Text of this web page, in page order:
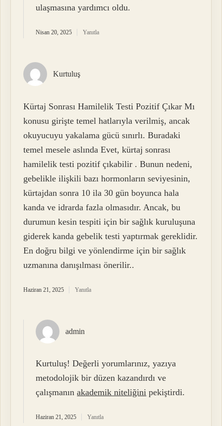
ulaşmasına yardımcı oldu.
Nisan 20, 2025 Yanıtla
Kurtuluş
Kürtaj Sonrası Hamilelik Testi Pozitif Çıkar Mı
konusu girişte temel hatlarıyla verilmiş, ancak
okuyucuyu yakalama gücü sınırlı. Buradaki
temel mesele aslında Evet, kürtaj sonrası
hamilelik testi pozitif çıkabilir . Bunun nedeni,
gebelikle ilişkili bazı hormonların seviyesinin,
kürtajdan sonra 10 ila 30 gün boyunca hala
kanda ve idrarda fazla olmasıdır. Ancak, bu
durumun kesin tespiti için bir sağlık kuruluşuna
giderek kanda gebelik testi yaptırmak gereklidir.
En doğru bilgi ve yönlendirme için bir sağlık
uzmanına danışılması önerilir..
Haziran 21, 2025 Yanıtla
admin
Kurtuluş! Değerli yorumlarınız, yazıya
metodolojik bir düzen kazandırdı ve
çalışmanınakademik niteliğini pekiştirdi.
Haziran 21, 2025 Yanıtla